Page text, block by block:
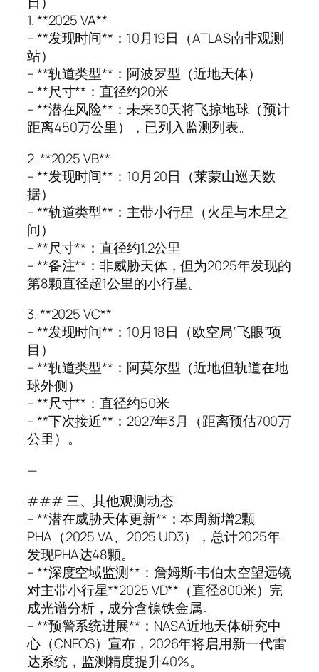
1. **2025 VA**
– **发现时间**：10月19日（ATLAS南非观测
站）
– **轨道类型**：阿波罗型（近地天体）
– **尺寸**：直径约20米
– **潜在风险**：未来30天将飞掠地球（预计
距离450万公里），已列入监测列表。
2. **2025 VB**
– **发现时间**：10月20日（莱蒙山巡天数
据）
– **轨道类型**：主带小行星（火星与木星之
间）
– **尺寸**：直径约1.2公里
– **备注**：非威胁天体，但为2025年发现的
第8颗直径超1公里的小行星。
3. **2025 VC**
– **发现时间**：10月18日（欧空局”飞眼”项
目）
– **轨道类型**：阿莫尔型（近地但轨道在地
球外侧）
– **尺寸**：直径约50米
– **下次接近**：2027年3月（距离预估700万
公里）。
—
### 三、其他观测动态
– **潜在威胁天体更新**：本周新增2颗
PHA（2025 VA、2025 UD3），总计2025年
发现PHA达48颗。
– **深度空域监测**：詹姆斯·韦伯太空望远镜
对主带小行星**2025 VD**（直径800米）完
成光谱分析，成分含镍铁金属。
– **预警系统进展**：NASA近地天体研究中
心（CNEOS）宣布，2026年将启用新一代雷
达系统，监测精度提升40%。